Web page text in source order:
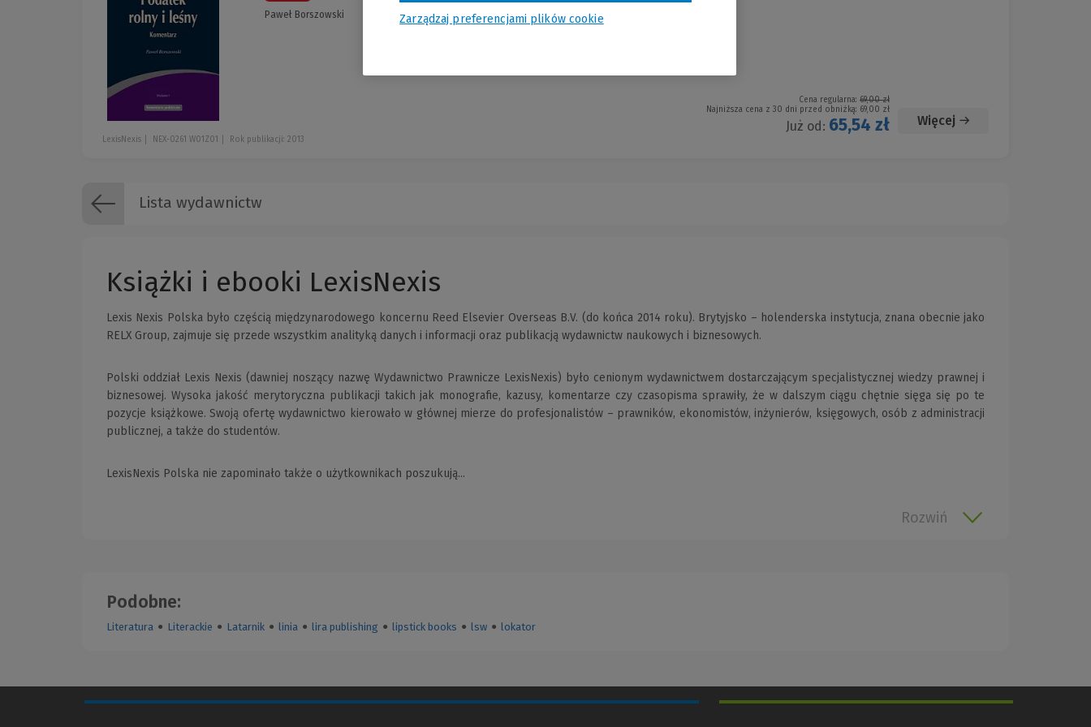
Paweł Borszowski
Cena regularna: 69,00 zł
Najniższa cena z 30 dni przed obniżką: 69,00 zł
Już od: 65,54 zł Więcej
LexisNexis NEX-0261 W01Z01 Rok publikacji: 2013
Lista wydawnictw
Książki i ebooki LexisNexis
Lexis Nexis Polska było częścią międzynarodowego koncernu Reed Elsevier Overseas B.V. (do końca 2014 roku). Brytyjsko – holenderska instytucja, znana obecnie jako
RELX Group, zajmuje się przede wszystkim analityką danych i informacji oraz publikacją wydawnictw naukowych i biznesowych.
Polski oddział Lexis Nexis (dawniej noszący nazwę Wydawnictwo Prawnicze LexisNexis) było cenionym wydawnictwem dostarczającym specjalistycznej wiedzy prawnej i
biznesowej. Wysoka jakość merytoryczna publikacji takich jak monografie, kazusy, komentarze czy czasopisma sprawiły, że w dalszym ciągu chętnie sięga się po te
pozycje książkowe. Swoją ofertę wydawnictwo kierowało w głównej mierze do profesjonalistów – prawników, ekonomistów, inżynierów, księgowych, osób z administracji
publicznej, a także do studentów.
LexisNexis Polska nie zapominało także o użytkownikach poszukują...
Rozwiń
Podobne:
Literatura ● Literackie ● Latarnik ● linia ● lira publishing ● lipstick books ● lsw ● lokator
Zarządzaj preferencjami plików cookie